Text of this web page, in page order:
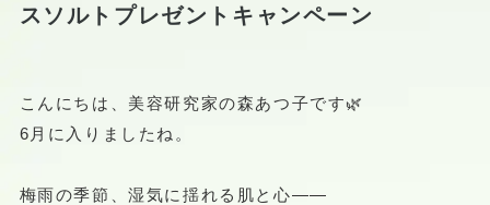
スソルトプレゼントキャンペーン
こんにちは、美容研究家の森あつ子です🌿
6月に入りましたね。
梅雨の季節、湿気に揺れる肌と心——